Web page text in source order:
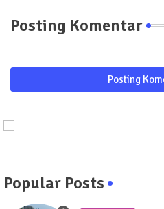
Posting Komentar
Posting
Popular Posts